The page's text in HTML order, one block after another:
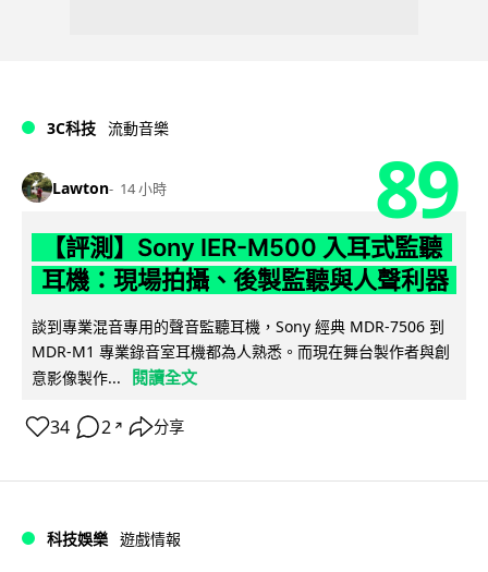
3C科技 流動音樂
Lawton 14 小時 89
【評測】Sony IER-M500 入耳式監聽
耳機：現場拍攝、後製監聽與人聲利器
談到專業混音專用的聲音監聽耳機，Sony 經典 MDR-7506 到
MDR-M1 專業錄音室耳機都為人熟悉。而現在舞台製作者與創
意影像製作...
閱讀全文
34 2 ↗ 分享
科技娛樂 遊戲情報